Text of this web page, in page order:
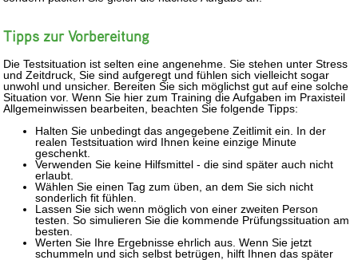
Tipps zur Vorbereitung
Die Testsituation ist selten eine angenehme. Sie stehen unter Stress
und Zeitdruck, Sie sind aufgeregt und fühlen sich vielleicht sogar
unwohl und unsicher. Bereiten Sie sich möglichst gut auf eine solche
Situation vor. Wenn Sie hier zum Training die Aufgaben im Praxisteil
Allgemeinwissen bearbeiten, beachten Sie folgende Tipps:
Halten Sie unbedingt das angegebene Zeitlimit ein. In der
realen Testsituation wird Ihnen keine einzige Minute
geschenkt.
Verwenden Sie keine Hilfsmittel - die sind später auch nicht
erlaubt.
Wählen Sie einen Tag zum üben, an dem Sie sich nicht
sonderlich fit fühlen.
Lassen Sie sich wenn möglich von einer zweiten Person
testen. So simulieren Sie die kommende Prüfungssituation am
besten.
Werten Sie Ihre Ergebnisse ehrlich aus. Wenn Sie jetzt
schummeln und sich selbst betrügen, hilft Ihnen das später